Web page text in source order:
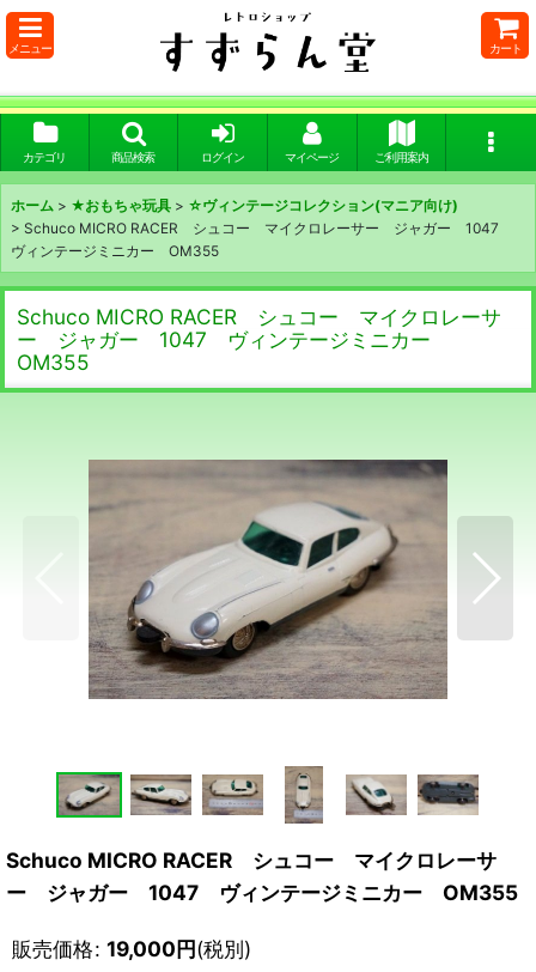
メニュー カート
カテゴリ 商品検索 ログイン マイページ ご利用案内
ホーム > ★おもちゃ玩具 > ☆ヴィンテージコレクション(マニア向け)
> Schuco MICRO RACER シュコー マイクロレーサー ジャガー 1047
ヴィンテージミニカー OM355
Schuco MICRO RACER シュコー マイクロレーサ
ー ジャガー 1047 ヴィンテージミニカー
OM355
Schuco MICRO RACER シュコー マイクロレーサ
ー ジャガー 1047 ヴィンテージミニカー OM355
販売価格: 19,000円(税別)